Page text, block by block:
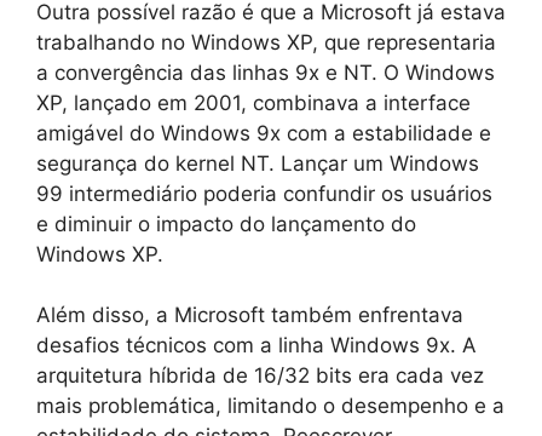
Outra possível razão é que a Microsoft já estava
trabalhando no Windows XP, que representaria
a convergência das linhas 9x e NT. O Windows
XP, lançado em 2001, combinava a interface
amigável do Windows 9x com a estabilidade e
segurança do kernel NT. Lançar um Windows
99 intermediário poderia confundir os usuários
e diminuir o impacto do lançamento do
Windows XP.
Além disso, a Microsoft também enfrentava
desafios técnicos com a linha Windows 9x. A
arquitetura híbrida de 16/32 bits era cada vez
mais problemática, limitando o desempenho e a